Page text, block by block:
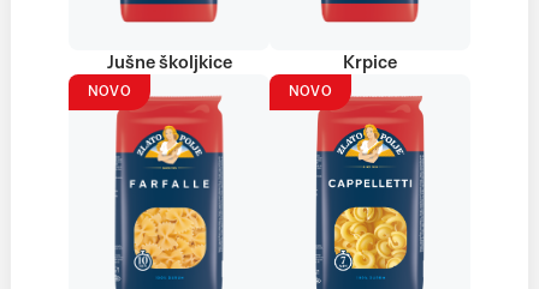
Jušne školjkice Krpice
NOVO NOVO